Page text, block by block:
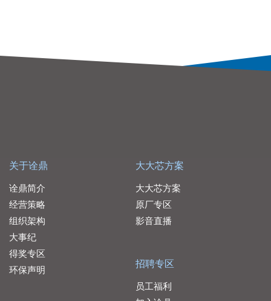
关于诠鼎
诠鼎简介
经营策略
组织架构
大事纪
得奖专区
环保声明
大大芯方案
大大芯方案
原厂专区
影音直播
招聘专区
员工福利